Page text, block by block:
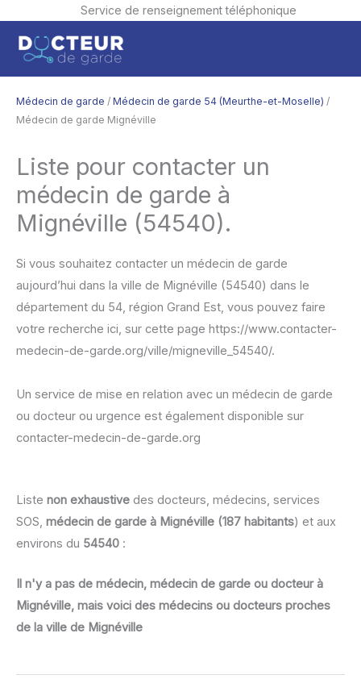
Service de renseignement téléphonique
contenu
Médecin de garde / Médecin de garde 54 (Meurthe-et-Moselle) /
Médecin de garde Mignéville
Liste pour contacter un
médecin de garde à
Mignéville (54540).
Si vous souhaitez contacter un médecin de garde
aujourd’hui dans la ville de Mignéville (54540) dans le
département du 54, région Grand Est, vous pouvez faire
votre recherche ici, sur cette page https://www.contacter-
medecin-de-garde.org/ville/migneville_54540/.
Un service de mise en relation avec un médecin de garde
ou docteur ou urgence est également disponible sur
contacter-medecin-de-garde.org
Liste non exhaustive des docteurs, médecins, services
SOS, médecin de garde à Mignéville (187 habitants) et aux
environs du 54540 :
Il n'y a pas de médecin, médecin de garde ou docteur à
Mignéville, mais voici des médecins ou docteurs proches
de la ville de Mignéville